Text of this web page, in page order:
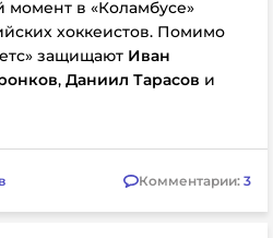
момент в «Коламбусе»
хоккеистов. Помимо
защищают Иван
, Даниил Тарасов и
Комментарии: 3